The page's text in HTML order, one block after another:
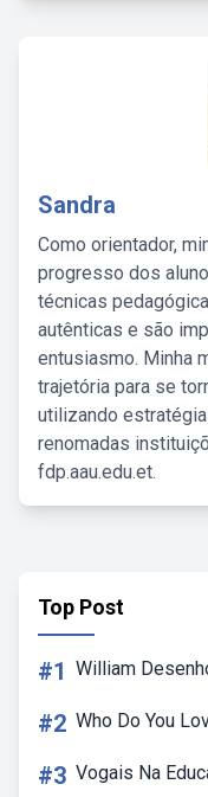
Sandra
Como orientador,
progresso dos
técnicas
autênticas e são
entusiasmo. Minha
trajetória para se
utilizando
renomadas
fdp.aau.edu.et.
Top Post
#1 William
#2 Who Do You
#3 Vogais Na